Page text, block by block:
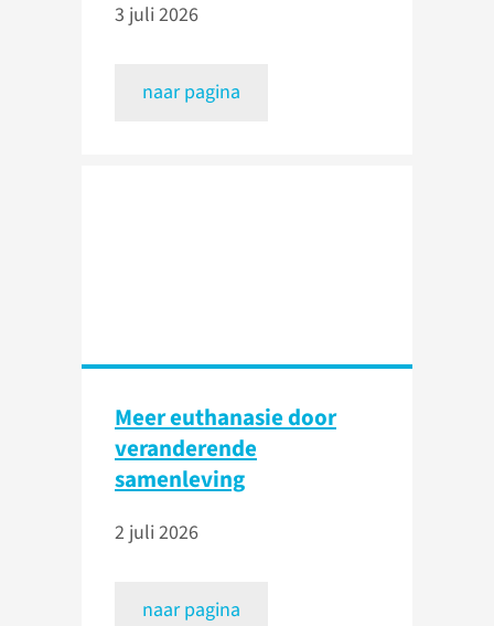
3 juli 2026
naar pagina
Meer euthanasie door
veranderende
samenleving
2 juli 2026
naar pagina